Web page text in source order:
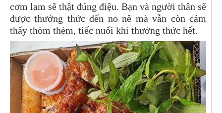
cơm lam sẽ thật đúng điệu. Bạn và người thân sẽ
được thưởng thức đến no nê mà vẫn còn cảm
thấy thòm thèm, tiếc nuối khi thưởng thức hết.